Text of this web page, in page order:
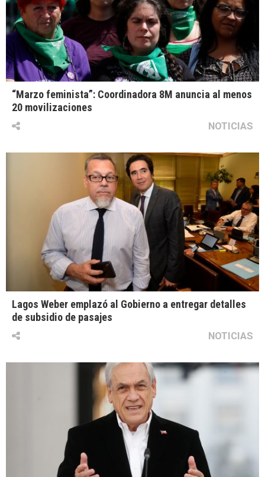
“Marzo feminista”: Coordinadora 8M anuncia al menos
20 movilizaciones
NOTICIAS
Lagos Weber emplazó al Gobierno a entregar detalles
de subsidio de pasajes
NOTICIAS